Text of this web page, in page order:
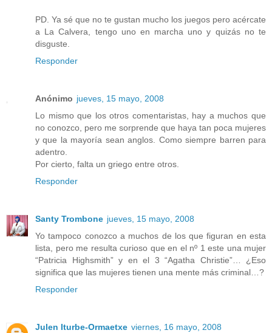
PD. Ya sé que no te gustan mucho los juegos pero acércate
a La Calvera, tengo uno en marcha uno y quizás no te
disguste.
Responder
Anónimo jueves, 15 mayo, 2008
Lo mismo que los otros comentaristas, hay a muchos que
no conozco, pero me sorprende que haya tan poca mujeres
y que la mayoría sean anglos. Como siempre barren para
adentro.
Por cierto, falta un griego entre otros.
Responder
Santy Trombone jueves, 15 mayo, 2008
Yo tampoco conozco a muchos de los que figuran en esta
lista, pero me resulta curioso que en el nº 1 este una mujer
“Patricia Highsmith” y en el 3 “Agatha Christie”… ¿Eso
significa que las mujeres tienen una mente más criminal…?
Responder
Julen Iturbe-Ormaetxe viernes, 16 mayo, 2008